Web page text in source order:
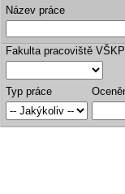
Název práce
Fakulta pracoviště VŠKP
Typ práce